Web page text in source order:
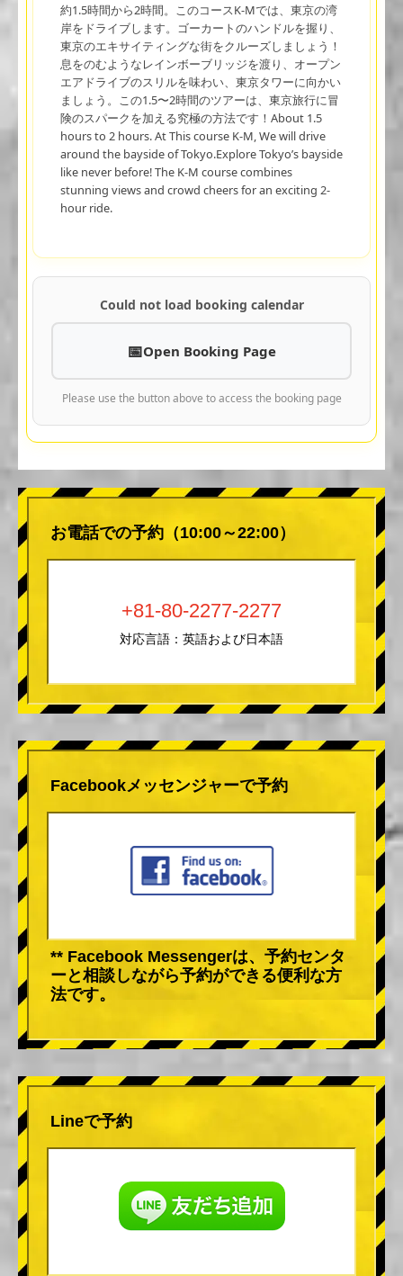
約1.5時間から2時間。このコースK-Mでは、東京の湾
岸をドライブします。ゴーカートのハンドルを握り、
東京のエキサイティングな街をクルーズしましょう！
息をのむようなレインボーブリッジを渡り、オープン
エアドライブのスリルを味わい、東京タワーに向かい
ましょう。この1.5〜2時間のツアーは、東京旅行に冒
険のスパークを加える究極の方法です！About 1.5
hours to 2 hours. At This course K-M, We will drive
around the bayside of Tokyo.Explore Tokyo’s bayside
like never before! The K-M course combines
stunning views and crowd cheers for an exciting 2-
hour ride.
Could not load booking calendar
Open Booking Page
Please use the button above to access the booking page
お電話での予約（10:00～22:00）
+81-80-2277-2277
対応言語：英語および日本語
Facebookメッセンジャーで予約
** Facebook Messengerは、予約センタ
ーと相談しながら予約ができる便利な方
法です。
Lineで予約